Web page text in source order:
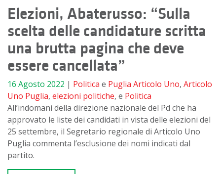
Elezioni, Abaterusso: “Sulla
scelta delle candidature scritta
una brutta pagina che deve
essere cancellata”
16 Agosto 2022 | Politica e Puglia Articolo Uno, Articolo
Uno Puglia, elezioni politiche, e Politica
All’indomani della direzione nazionale del Pd che ha
approvato le liste dei candidati in vista delle elezioni del
25 settembre, il Segretario regionale di Articolo Uno
Puglia commenta l’esclusione dei nomi indicati dal
partito.